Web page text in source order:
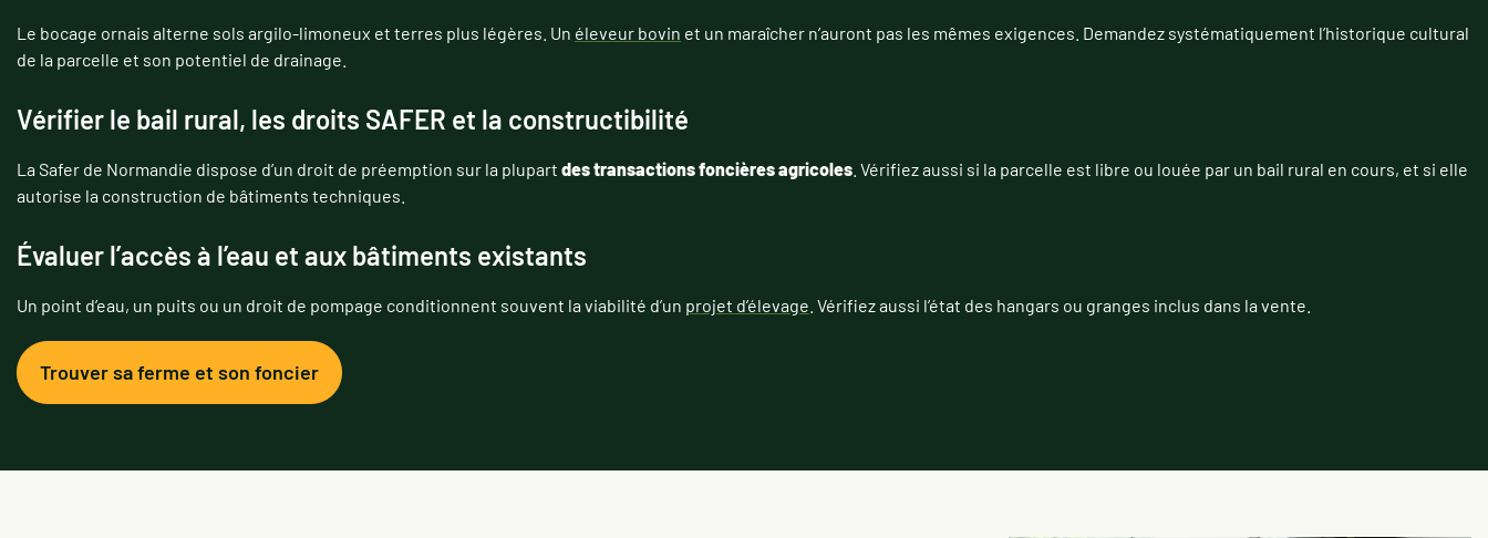
Le bocage ornais alterne sols argilo-limoneux et terres plus légères. Un éleveur bovin et un maraîcher n’auront pas les mêmes exigences. Demandez systématiquement l’historique cultural
de la parcelle et son potentiel de drainage.
Vérifier le bail rural, les droits SAFER et la constructibilité
La Safer de Normandie dispose d’un droit de préemption sur la plupart des transactions foncières agricoles . Vérifiez aussi si la parcelle est libre ou louée par un bail rural en cours, et si elle
autorise la construction de bâtiments techniques.
Évaluer l’accès à l’eau et aux bâtiments existants
Un point d’eau, un puits ou un droit de pompage conditionnent souvent la viabilité d’un projet d’élevage . Vérifiez aussi l’état des hangars ou granges inclus dans la vente.
Trouver sa ferme et son foncier